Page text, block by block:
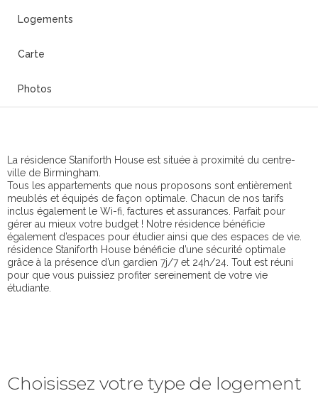
Logements
Carte
Photos
La résidence Staniforth House est située à proximité du centre-
ville de Birmingham.
Tous les appartements que nous proposons sont entièrement
meublés et équipés de façon optimale. Chacun de nos tarifs
inclus également le Wi-fi, factures et assurances. Parfait pour
gérer au mieux votre budget ! Notre résidence bénéficie
également d’espaces pour étudier ainsi que des espaces de vie.
résidence Staniforth House bénéficie d’une sécurité optimale
grâce à la présence d’un gardien 7j/7 et 24h/24. Tout est réuni
pour que vous puissiez profiter sereinement de votre vie
étudiante.
Choisissez votre type de logement